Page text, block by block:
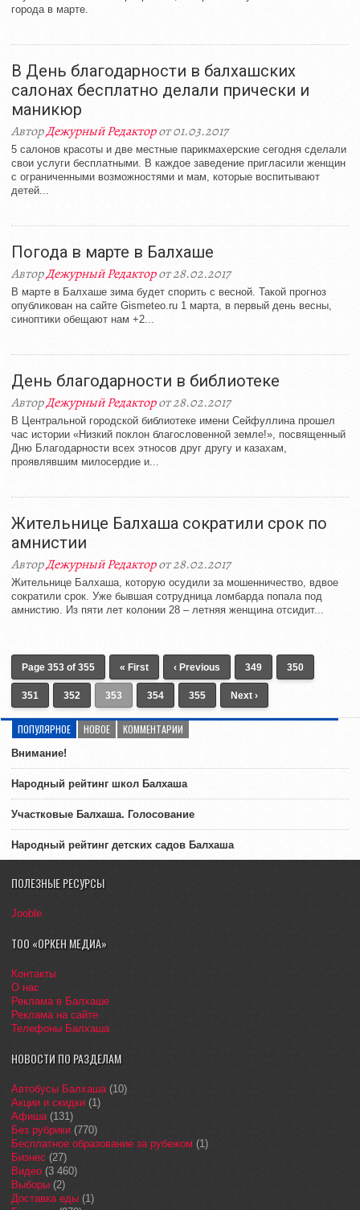
города в марте.
В День благодарности в балхашских
салонах бесплатно делали прически и
маникюр
АвторДежурный Редакторот 01.03.2017
5 салонов красоты и две местные парикмахерские сегодня сделали
свои услуги бесплатными. В каждое заведение пригласили женщин
с ограниченными возможностями и мам, которые воспитывают
детей...
Погода в марте в Балхаше
АвторДежурный Редакторот 28.02.2017
В марте в Балхаше зима будет спорить с весной. Такой прогноз
опубликован на сайте Gismeteo.ru 1 марта, в первый день весны,
синоптики обещают нам +2...
День благодарности в библиотеке
АвторДежурный Редакторот 28.02.2017
В Центральной городской библиотеке имени Сейфуллина прошел
час истории «Низкий поклон благословенной земле!», посвященный
Дню Благодарности всех этносов друг другу и казахам,
проявлявшим милосердие и...
Жительнице Балхаша сократили срок по
амнистии
АвторДежурный Редакторот 28.02.2017
Жительнице Балхаша, которую осудили за мошенничество, вдвое
сократили срок. Уже бывшая сотрудница ломбарда попала под
амнистию. Из пяти лет колонии 28 – летняя женщина отсидит...
Page 353 of 355 « First ‹ Previous 349 350
351 352 353 354 355 Next ›
ПОПУЛЯРНОЕ НОВОЕ КОММЕНТАРИИ
Внимание!
Народный рейтинг школ Балхаша
Участковые Балхаша. Голосование
Народный рейтинг детских садов Балхаша
ПОЛЕЗНЫЕ РЕСУРСЫ
Jooble
ТОО «ОРКЕН МЕДИА»
Контакты
О нас
Реклама в Балхаше
Реклама на сайте
Телефоны Балхаша
НОВОСТИ ПО РАЗДЕЛАМ
Автобусы Балхаша(10)
Акции и скидки (1)
Афиша(131)
Без рубрики (770)
Бесплатное образование за рубежом (1)
Бизнес (27)
Видео (3 460)
Выборы (2)
Доставка еды (1)